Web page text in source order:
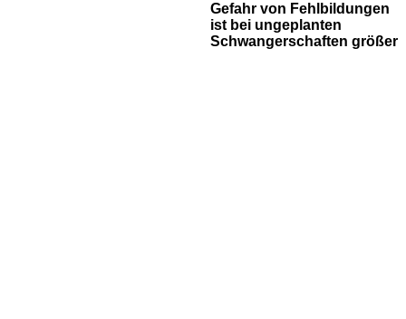
Gefahr von Fehlbildungen
ist bei ungeplanten
Schwangerschaften größer